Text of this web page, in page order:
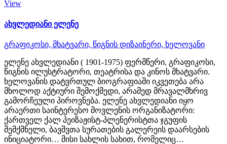
View
ახვლედიანი ელენე
გრაფიკოსი, მხატვარი, წიგნის დიზაინერი, ხელოვანი
ელენე ახვლედიანი ( 1901-1975) ფერმწერი, გრაფიკოსი,
წიგნის ილუსტრატორი, თეატრისა და კინოს მხატვარი.
ხელოვანის დატვრთულ ბიოგრაფიაში იკვეთება არა
მხოლოდ აქტიური შემოქმედი, არამედ მრავალმხრივ
გამორჩეული პიროვნება. ელენე ახვლედიანი იყო
არაერთი საინტერესო მოვლენის ორგანიზატორი:
ქართველ ქალ პეიზაჟისტ-პლენერისტთა ჯგუფის
შემქმნელი, ბავშვთა სურათების გალერეის დაარსების
ინიციატორი… მისი სახლის სახით, რომელიც…